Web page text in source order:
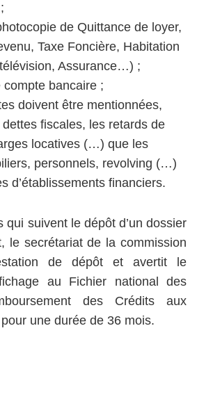
de Quittance de loyer,
Taxe Foncière, Habitation
Assurance…) ;
compte bancaire ;
doivent être mentionnées,
fiscales, les retards de
locatives (…) que les
personnels, revolving (…)
d’établissements financiers.
qui suivent le dépôt d’un dossier
le secrétariat de la commission
de dépôt et avertit le
au Fichier national des
des Crédits aux
une durée de 36 mois.